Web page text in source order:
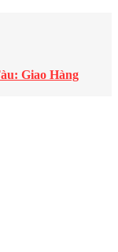
Giao Hàng